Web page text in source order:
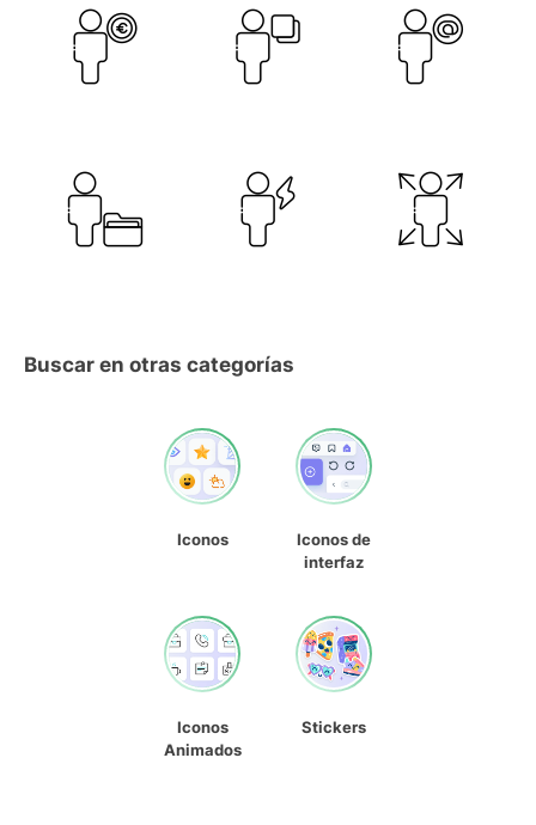
Buscar en otras categorías
Iconos
Iconos de
interfaz
Iconos
Animados
Stickers